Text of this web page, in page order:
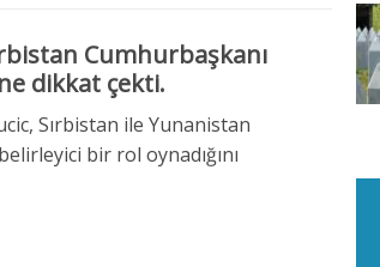
Cumhurbaşkanı
dikkat çekti.
Sırbistan ile Yunanistan
bir rol oynadığını